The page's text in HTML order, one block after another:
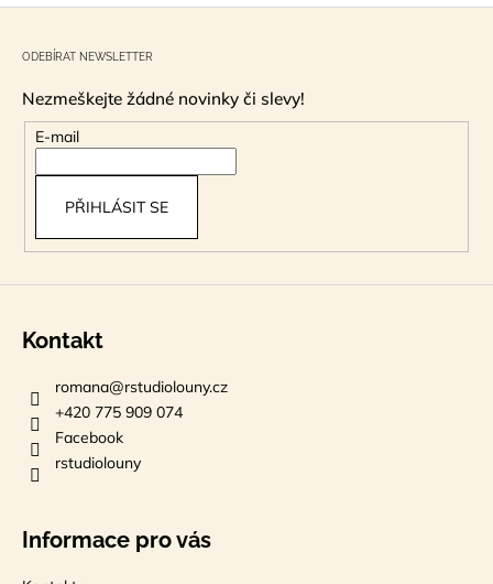
ODEBÍRAT NEWSLETTER
Nezmeškejte žádné novinky či slevy!
E-mail
PŘIHLÁSIT SE
Kontakt
romana@rstudiolouny.cz
+420 775 909 074
Facebook
rstudiolouny
Informace pro vás